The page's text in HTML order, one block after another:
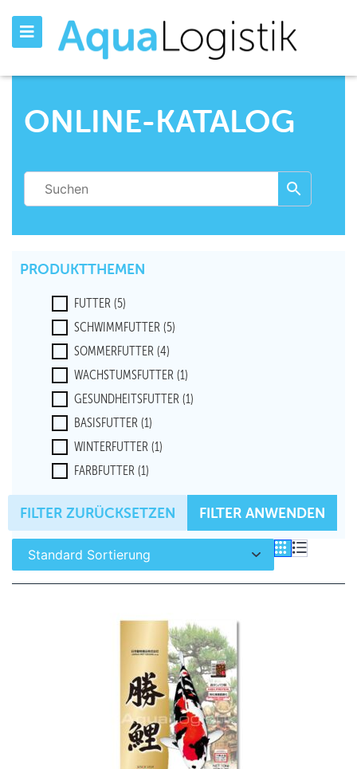
ONLINE-KATALOG
PRODUKTTHEMEN
FUTTER (5)
SCHWIMMFUTTER (5)
SOMMERFUTTER (4)
WACHSTUMSFUTTER (1)
GESUNDHEITSFUTTER (1)
BASISFUTTER (1)
WINTERFUTTER (1)
FARBFUTTER (1)
FILTER ANWENDEN
FILTER ZURÜCKSETZEN